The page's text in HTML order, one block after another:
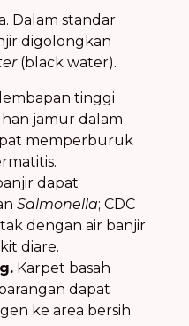
Dalam standar
digolongkan
(black water).
tinggi
jamur dalam
memperburuk
dapat
Salmonella; CDC
dengan air banjir
diare.
Karpet basah
dapat
ke area bersih